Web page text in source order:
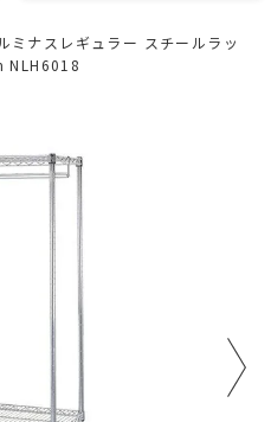
ナスレギュラー スチールラッ